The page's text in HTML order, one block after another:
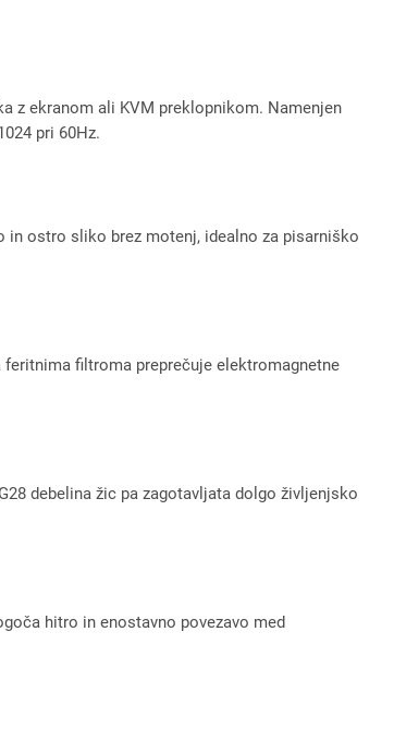
z ekranom ali KVM preklopnikom. Namenjen
pri 60Hz.
in ostro sliko brez motenj, idealno za pisarniško
filtroma preprečuje elektromagnetne
debelina žic pa zagotavljata dolgo življenjsko
hitro in enostavno povezavo med